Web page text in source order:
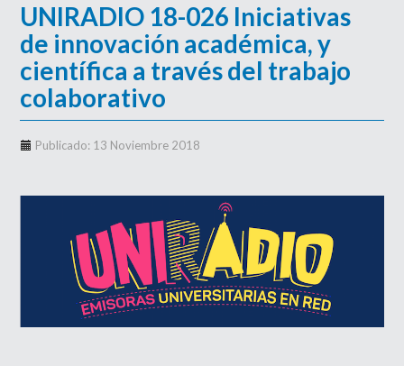
UNIRADIO 18-026 Iniciativas
de innovación académica, y
científica a través del trabajo
colaborativo
Publicado: 13 Noviembre 2018